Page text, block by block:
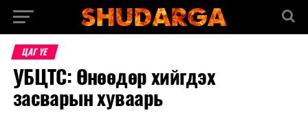
ЦАГ ҮЕ
УБЦТС: Өнөөдөр хийгдэх
засварын хуваарь